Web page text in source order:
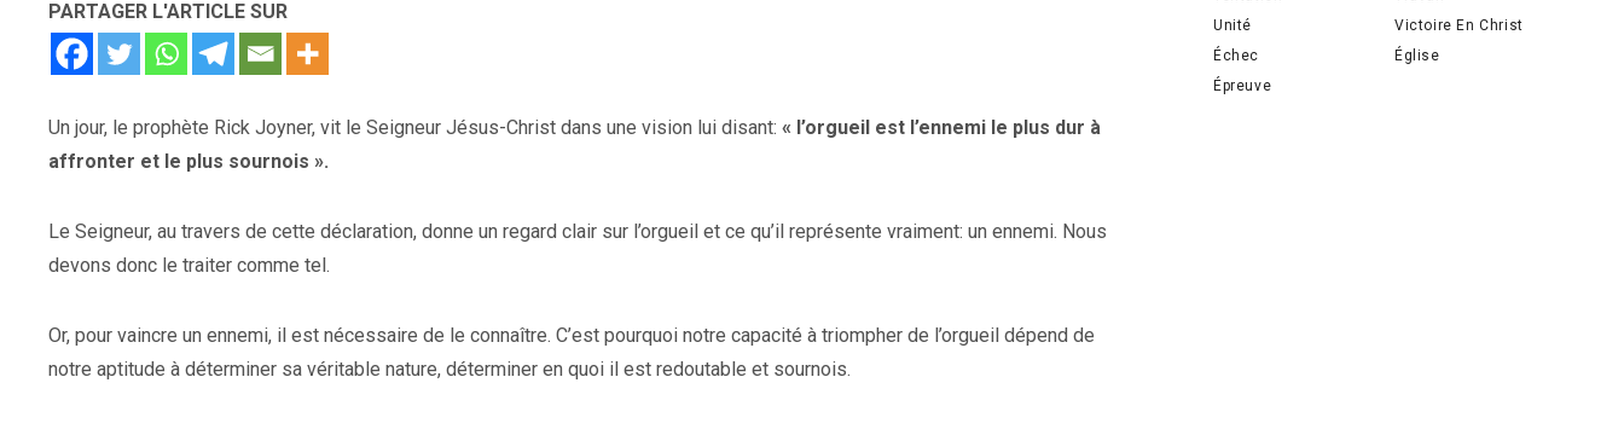
PARTAGER L'ARTICLE SUR
Un jour, le prophète Rick Joyner, vit le Seigneur Jésus-Christ dans une vision lui disant: « l’orgueil est l’ennemi le plus dur à
affronter et le plus sournois ».
Le Seigneur, au travers de cette déclaration, donne un regard clair sur l’orgueil et ce qu’il représente vraiment: un ennemi. Nous
devons donc le traiter comme tel.
Or, pour vaincre un ennemi, il est nécessaire de le connaître. C’est pourquoi notre capacité à triompher de l’orgueil dépend de
notre aptitude à déterminer sa véritable nature, déterminer en quoi il est redoutable et sournois.
Unité
Victoire En Christ
Échec
Église
Épreuve